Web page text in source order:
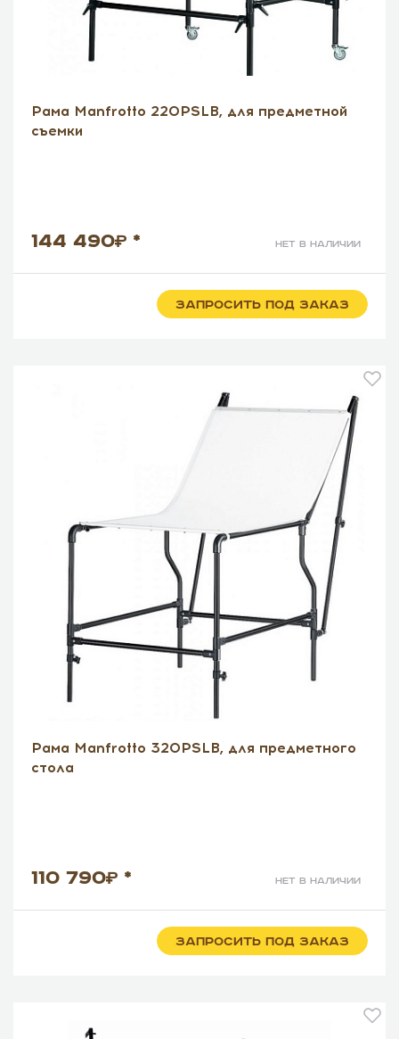
Рама Manfrotto 220PSLB, для предметной
съемки
144 490 * нет в наличии
ЗАПРОСИТЬ ПОД ЗАКАЗ
Рама Manfrotto 320PSLB, для предметного
стола
110 790 * нет в наличии
ЗАПРОСИТЬ ПОД ЗАКАЗ